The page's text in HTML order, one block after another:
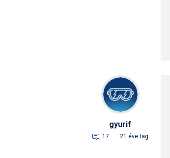
gyurif
17 21 éve tag